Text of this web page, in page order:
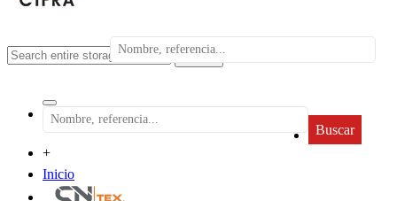
search
Buscar
+
Inicio